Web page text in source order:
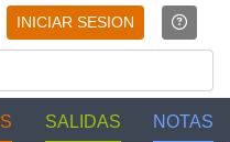
INICIAR SESION
SALIDAS NOTAS